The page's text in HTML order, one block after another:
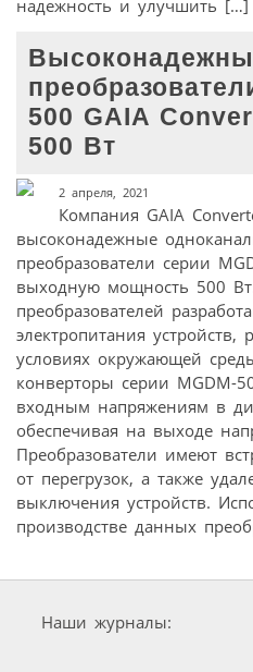
надежность и улучшить […]
500 GAIA
500 Вт
2 апреля, 2021
Компания GAIA
высоконадежные
преобразователи серии
выходную мощность 500
преобразователей
электропитания
условиях окружающей
конверторы серии MGDM-
входным напряжениям в
обеспечивая на выходе
Преобразователи имеют
от перегрузок, а также
выключения устройств.
производстве данных
Наши журналы: